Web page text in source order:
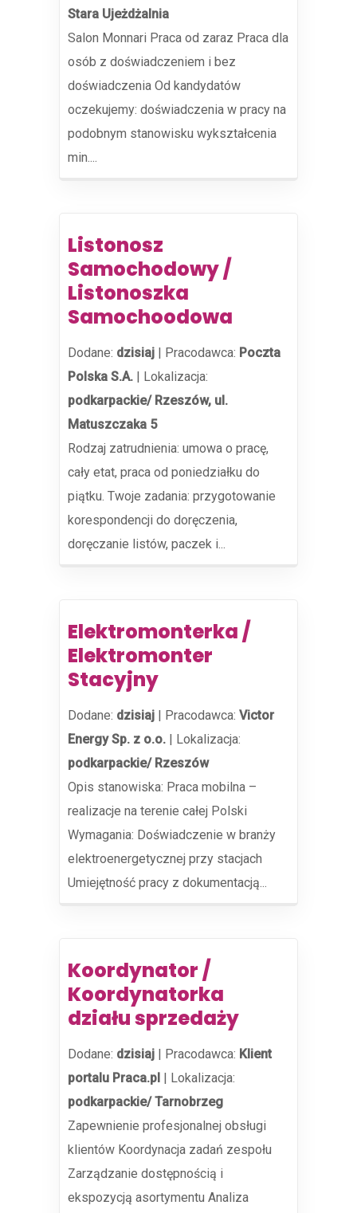
Stara Ujeżdżalnia
Salon Monnari Praca od zaraz Praca dla
osób z doświadczeniem i bez
doświadczenia Od kandydatów
oczekujemy: doświadczenia w pracy na
podobnym stanowisku wykształcenia
min....
Listonosz
Samochodowy /
Listonoszka
Samochoodowa
Dodane: dzisiaj | Pracodawca: Poczta
Polska S.A. | Lokalizacja:
podkarpackie/ Rzeszów, ul.
Matuszczaka 5
Rodzaj zatrudnienia: umowa o pracę,
cały etat, praca od poniedziałku do
piątku. Twoje zadania: przygotowanie
korespondencji do doręczenia,
doręczanie listów, paczek i...
Elektromonterka /
Elektromonter
Stacyjny
Dodane: dzisiaj | Pracodawca: Victor
Energy Sp. z o.o. | Lokalizacja:
podkarpackie/ Rzeszów
Opis stanowiska: Praca mobilna –
realizacje na terenie całej Polski
Wymagania: Doświadczenie w branży
elektroenergetycznej przy stacjach
Umiejętność pracy z dokumentacją...
Koordynator /
Koordynatorka
działu sprzedaży
Dodane: dzisiaj | Pracodawca: Klient
portalu Praca.pl | Lokalizacja:
podkarpackie/ Tarnobrzeg
Zapewnienie profesjonalnej obsługi
klientów Koordynacja zadań zespołu
Zarządzanie dostępnością i
ekspozycją asortymentu Analiza